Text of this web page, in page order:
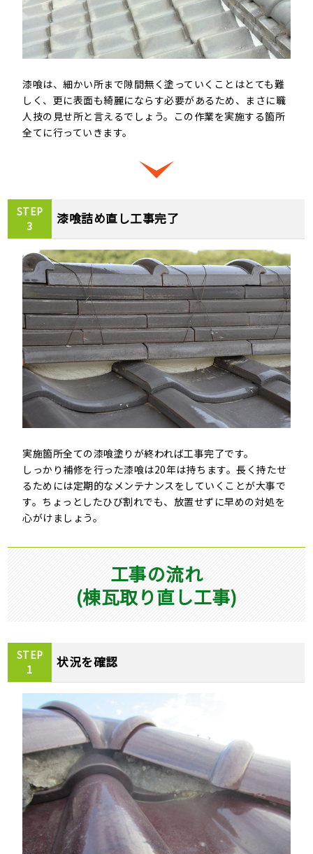
漆喰は、細かい所まで隙間無く塗っていくことはとても難
しく、更に表面も綺麗にならす必要があるため、まさに職
人技の見せ所と言えるでしょう。この作業を実施する箇所
全てに行っていきます。
STEP
3
漆喰詰め直し工事完了
実施箇所全ての漆喰塗りが終われば工事完了です。
しっかり補修を行った漆喰は20年は持ちます。長く持たせ
るためには定期的なメンテナンスをしていくことが大事で
す。ちょっとしたひび割れでも、放置せずに早めの対処を
心がけましょう。
工事の流れ
(棟瓦取り直し工事)
STEP
1
状況を確認